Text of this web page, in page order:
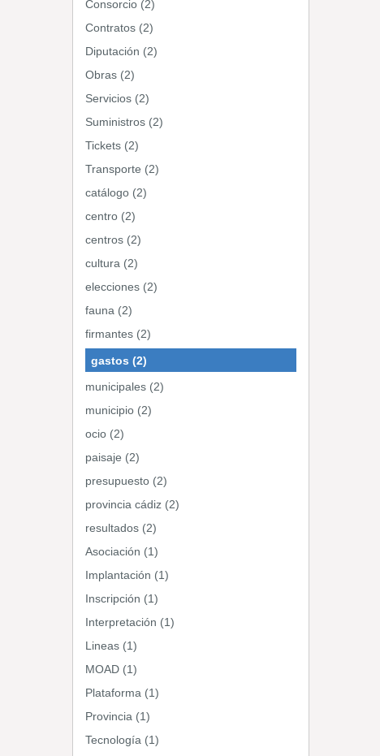
Consorcio (2)
Contratos (2)
Diputación (2)
Obras (2)
Servicios (2)
Suministros (2)
Tickets (2)
Transporte (2)
catálogo (2)
centro (2)
centros (2)
cultura (2)
elecciones (2)
fauna (2)
firmantes (2)
gastos (2)
municipales (2)
municipio (2)
ocio (2)
paisaje (2)
presupuesto (2)
provincia cádiz (2)
resultados (2)
Asociación (1)
Implantación (1)
Inscripción (1)
Interpretación (1)
Lineas (1)
MOAD (1)
Plataforma (1)
Provincia (1)
Tecnología (1)